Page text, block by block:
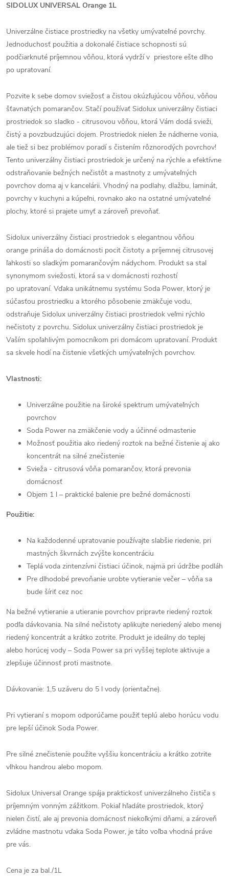
SIDOLUX UNIVERSAL Orange 1L
Univerzálne čistiace prostriedky na všetky umývateľné povrchy.
Jednoduchosť použitia a dokonalé čistiace schopnosti sú
podčiarknuté príjemnou vôňou, ktorá vydrží v priestore ešte dlho
po upratovaní.
Pozvite k sebe domov sviežosť a čistou okúzľujúcou vôňou, vôňou
šťavnatých pomarančov. Stačí používať Sidolux univerzálny čistiaci
prostriedok so sladko - citrusovou vôňou, ktorá Vám dodá svieži,
čistý a povzbudzujúci dojem. Prostriedok nielen že nádherne vonia,
ale tiež si bez problémov poradí s čistením rôznorodých povrchov!
Tento univerzálny čistiaci prostriedok je určený na rýchle a efektívne
odstraňovanie bežných nečistôt a mastnoty z umývateľných
povrchov doma aj v kancelárii. Vhodný na podlahy, dlažbu, laminát,
povrchy v kuchyni a kúpeľni, rovnako ako na ostatné umývateľné
plochy, ktoré si prajete umyť a zároveň prevoňať.
Sidolux univerzálny čistiaci prostriedok s elegantnou vôňou
orange prináša do domácnosti pocit čistoty a príjemnej citrusovej
ľahkosti so sladkým pomarančovým nádychom. Produkt sa stal
synonymom sviežosti, ktorá sa v domácnosti rozhostí
po upratovaní. Vďaka unikátnemu systému Soda Power, ktorý je
súčasťou prostriedku a ktorého pôsobenie zmäkčuje vodu,
odstraňuje Sidolux univerzálny čistiaci prostriedok veľmi rýchlo
nečistoty z povrchu. Sidolux univerzálny čistiaci prostriedok je
Vaším spoľahlivým pomocníkom pri domácom upratovaní. Produkt
sa skvele hodí na čistenie všetkých umývateľných povrchov.
Vlastnosti:
Univerzálne použitie na široké spektrum umývateľných
povrchov
Soda Power na zmäkčenie vody a účinné odmastenie
Možnosť použitia ako riedený roztok na bežné čistenie aj ako
koncentrát na silné znečistenie
Svieža - citrusová vôňa pomarančov, ktorá prevonia
domácnosť
Objem 1 l – praktické balenie pre bežné domácnosti
Použitie:
Na každodenné upratovanie používajte slabšie riedenie, pri
mastných škvrnách zvýšte koncentráciu
Teplá voda zintenzívni čistiaci účinok, najmä pri údržbe podláh
Pre dlhodobé prevoňanie urobte vytieranie večer – vôňa sa
bude šíriť cez noc
Na bežné vytieranie a utieranie povrchov pripravte riedený roztok
podľa dávkovania. Na silné nečistoty aplikujte neriedený alebo menej
riedený koncentrát a krátko zotrite. Produkt je ideálny do teplej
alebo horúcej vody – Soda Power sa pri vyššej teplote aktivuje a
zlepšuje účinnosť proti mastnote.
Dávkovanie: 1,5 uzáveru do 5 l vody (orientačne).
Pri vytieraní s mopom odporúčame použiť teplú alebo horúcu vodu
pre lepší účinok Soda Power.
Pre silné znečistenie použite vyššiu koncentráciu a krátko zotrite
vlhkou handrou alebo mopom.
Sidolux Universal Orange spája praktickosť univerzálneho čističa s
príjemným vonným zážitkom. Pokiaľ hľadáte prostriedok, ktorý
nielen čistí, ale aj prevonia domácnosť niekoľkými dňami, a zároveň
zvládne mastnotu vďaka Soda Power, je táto voľba vhodná práve
pre vás.
Cena je za bal./1L